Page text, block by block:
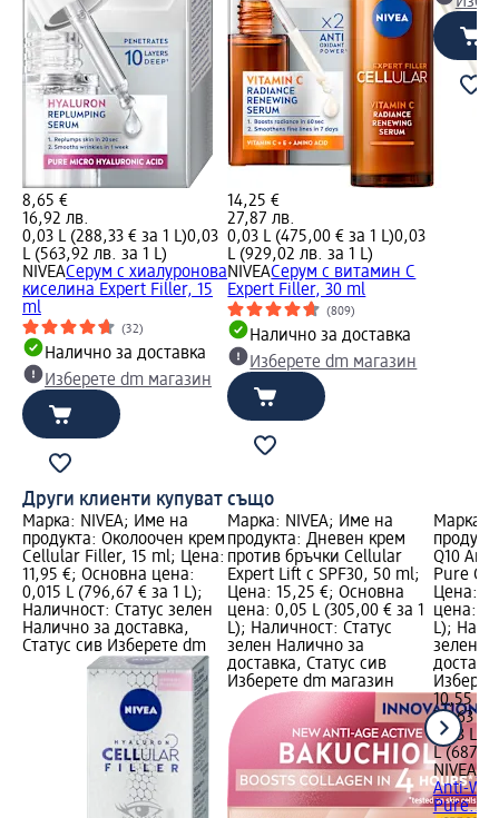
8,65 €
16,92 лв.
0,03 L (288,33 € за 1 L)0,03
L (563,92 лв. за 1 L)
NIVEAСерум с хиалуронова
киселина Expert Filler, 15
ml
(32)
Налично за доставка
Изберете dm магазин
14,25 €
27,87 лв.
0,03 L (475,00 € за 1 L)0,03
L (929,02 лв. за 1 L)
NIVEAСерум с витамин C
Expert Filler, 30 ml
(809)
Налично за доставка
Изберете dm магазин
Други клиенти купуват също
Марка: NIVEA; Име на
продукта: Околоочен крем
Cellular Filler, 15 ml; Цена:
11,95 €; Основна цена:
0,015 L (796,67 € за 1 L);
Наличност: Статус зелен
Налично за доставка,
Статус сив Изберете dm
Марка: NIVEA; Име на
продукта: Дневен крем
против бръчки Cellular
Expert Lift с SPF30, 50 ml;
Цена: 15,25 €; Основна
цена: 0,05 L (305,00 € за 1
L); Наличност: Статус
зелен Налично за
доставка, Статус сив
Изберете dm магазин
Марка:
Q10
Pure
Цена:
цена:
L);
зелен
10,55 €
20,63
0,03 L
L
NIVEA
Anti-
Pure...,